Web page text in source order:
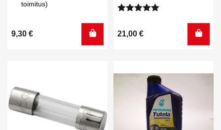
toimitus)
9,30 €
5.00/ 5
21,00 €